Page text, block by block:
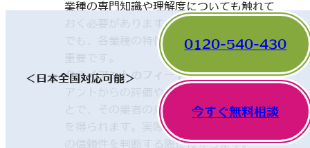
業種の専門知識や理解度についても触れて
おく必要があります。一見、異なった分野
でも、各業種の特性を理解していることが
クライアントのフィードバック: 他のクライ
アントからの評価やレビューを確認するこ
とで、その業者の対応や成果に関する情報
を得られます。実際の利用者の声は、業者
の信頼性を判断する際に役立ちます。
＜日本全国対応可能＞
0120-540-430
今すぐ無料相談